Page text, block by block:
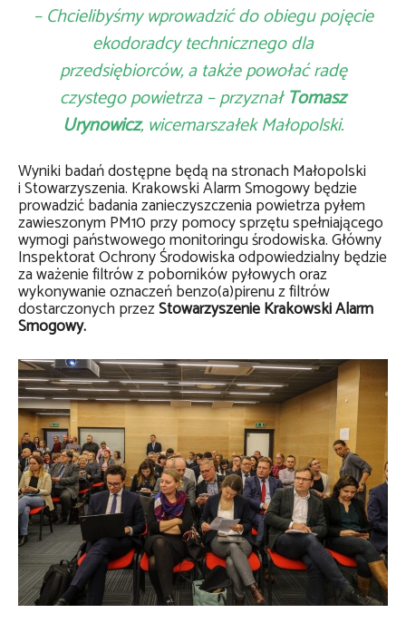
– Chcielibyśmy wprowadzić do obiegu pojęcie
ekodoradcy technicznego dla
przedsiębiorców, a także powołać radę
czystego powietrza – przyznałTomasz
Urynowicz, wicemarszałek Małopolski.
Wyniki badań dostępne będą na stronach Małopolski
i Stowarzyszenia. Krakowski Alarm Smogowy będzie
prowadzić badania zanieczyszczenia powietrza pyłem
zawieszonym PM10 przy pomocy sprzętu spełniającego
wymogi państwowego monitoringu środowiska. Główny
Inspektorat Ochrony Środowiska odpowiedzialny będzie
za ważenie filtrów z poborników pyłowych oraz
wykonywanie oznaczeń benzo(a)pirenu z filtrów
dostarczonych przezStowarzyszenie Krakowski Alarm
Smogowy.